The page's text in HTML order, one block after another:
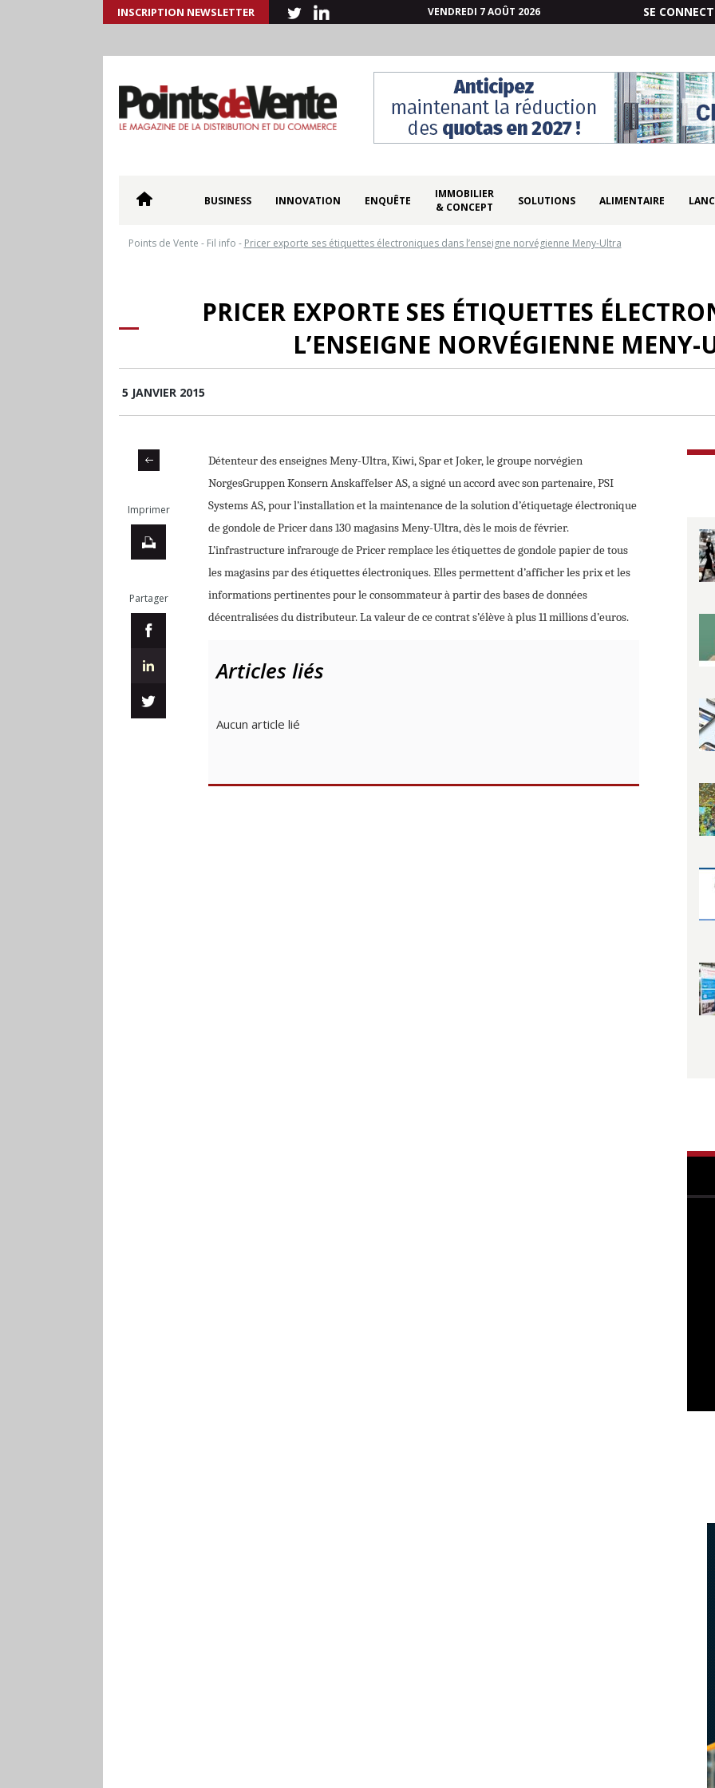
INSCRIPTION NEWSLETTER VENDREDI 7 AOÛT 2026 SE
BUSINESS INNOVATION ENQUÊTE
IMMOBILIER
& CONCEPT
SOLUTIONS ALIMENTAIRE
Points de Vente - Fil info - Pricer exporte ses étiquettes électroniques dans l’enseigne norvégienne Meny-Ultra
PRICER EXPORTE SES ÉTIQUETTES
L’ENSEIGNE NORVÉGIENNE MENY-
5 JANVIER 2015
Imprimer
Partager
Détenteur des enseignes Meny-Ultra, Kiwi, Spar et Joker, le groupe norvégien
NorgesGruppen Konsern Anskaffelser AS, a signé un accord avec son partenaire, PSI
Systems AS, pour l’installation et la maintenance de la solution d’étiquetage électronique
de gondole de Pricer dans 130 magasins Meny-Ultra, dès le mois de février.
L’infrastructure infrarouge de Pricer remplace les étiquettes de gondole papier de tous
les magasins par des étiquettes électroniques. Elles permettent d’afficher les prix et les
informations pertinentes pour le consommateur à partir des bases de données
décentralisées du distributeur. La valeur de ce contrat s’élève à plus 11 millions d’euros.
Articles liés
Aucun article lié